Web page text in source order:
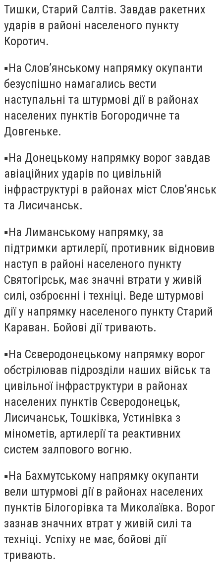
Тишки, Старий Салтів. Завдав ракетних
ударів в районі населеного пункту
Коротич.
▪️На Слов’янському напрямку окупанти
безуспішно намагались вести
наступальні та штурмові дії в районах
населених пунктів Богородичне та
Довгеньке.
▪️На Донецькому напрямку ворог завдав
авіаційних ударів по цивільній
інфраструктурі в районах міст Слов’янськ
та Лисичанськ.
▪️На Лиманському напрямку, за
підтримки артилерії, противник відновив
наступ в районі населеного пункту
Святогірськ, має значні втрати у живій
силі, озброєнні і техніці. Веде штурмові
дії у напрямку населеного пункту Старий
Караван. Бойові дії тривають.
▪️На Сєверодонецькому напрямку ворог
обстрілював підрозділи наших військ та
цивільної інфраструктури в районах
населених пунктів Сєверодонецьк,
Лисичанськ, Тошківка, Устинівка з
мінометів, артилерії та реактивних
систем залпового вогню.
▪️На Бахмутському напрямку окупанти
вели штурмові дії в районах населених
пунктів Білогорівка та Миколаївка. Ворог
зазнав значних втрат у живій силі та
техніці. Успіху не має, бойові дії
тривають.